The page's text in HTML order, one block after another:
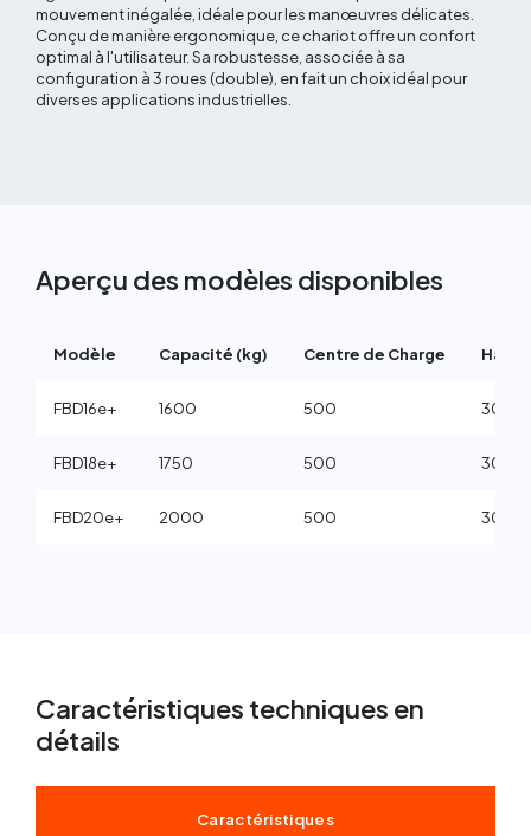
mouvement inégalée, idéale pour les manœuvres délicates.
Conçu de manière ergonomique, ce chariot offre un confort
optimal à l'utilisateur. Sa robustesse, associée à sa
configuration à 3 roues (double), en fait un choix idéal pour
diverses applications industrielles.
Aperçu des modèles disponibles
Modèle Capacité (kg) Centre de Charge
FBD16e+ 1600 500 3000
FBD18e+ 1750 500 3000
FBD20e+ 2000 500 3000
Caractéristiques techniques en
détails
Caractéristiques